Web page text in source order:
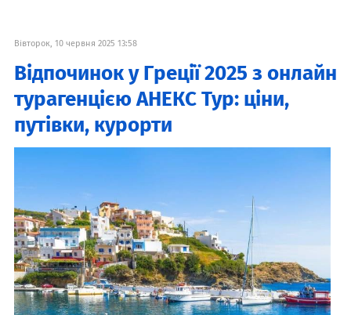
Вівторок, 10 червня 2025 13:58
Відпочинок у Греції 2025 з онлайн
турагенцією АНЕКС Тур: ціни,
путівки, курорти